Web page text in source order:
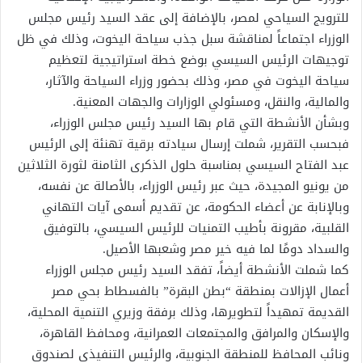
للترويج السياحي لمصر، بالإضافة إلى عقد السيد رئيس مجلس
الوزراء اجتماعاً لمناقشة سبل جذب سياحة اليخوت، وذلك في ظل
توجيهات الرئيس السيسي بوضع خطة استراتيجية لتعظيم
سياحة اليخوت في مصر، وذلك بحضور وزراء السياحة والآثار،
والمالية، والنقل، ومسئولي الوزارات والجهات المعنية.
وبشأن الأنشطة التي قام بها السيد رئيس مجلس الوزراء،
فبحسب التقرير، شملت إرسال سيادته برقية تهنئة إلى الرئيس
عبد الفتاح السيسي بمناسبة حلول الذكرى الثامنة لثورة الثلاثين
من يونيو المجيدة، حيث عبر رئيس الوزراء، بالأصالة عن نفسه،
وبالإنابة عن أعضاء الحكومة، عن تقديم أسمى آيات التهاني
القلبية، مقرونة بأطيب التمنيات للرئيس السيسي، بالتوفيق
والسداد دومًا لما فيه خير مصر وشعبها الأصيل.
كما شملت الأنشطة أيضاً، تفقد السيد رئيس مجلس الوزراء
أعمال الإزالات بمنطقة “بطن البقرة” بالفسطاط بحي مصر
القديمة تمهيداً لتطويرها، وذلك برفقة وزيري التنمية المحلية،
والإسكان والمرافق والمجتمعات العمرانية، ومحافظ القاهرة،
ونائب المحافظ للمنطقة الجنوبية، والرئيس التنفيذي لصندوق